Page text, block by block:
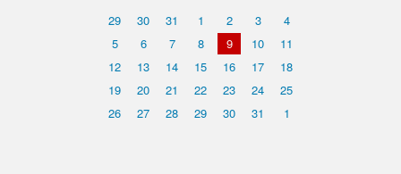
29 30 31 1 2 3
4
5
6 7 8 9 10
11
12
13 14 15 16 17
18
19
20 21 22 23 24
25
26
27 28 29 30 31 1